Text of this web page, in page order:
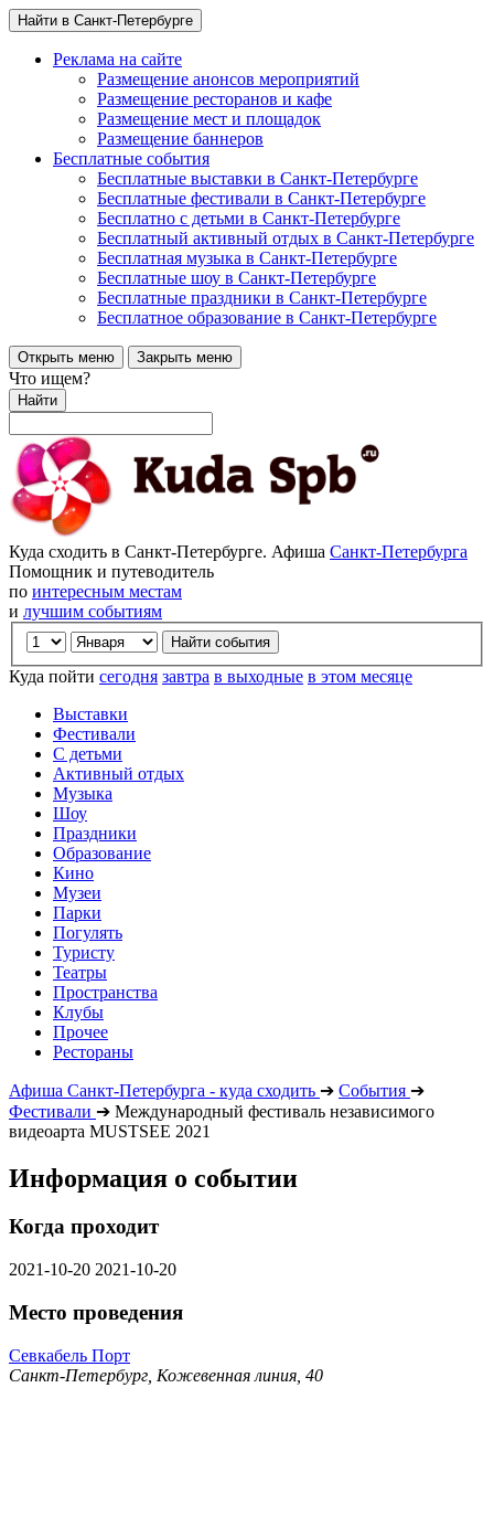
Найти в Санкт-Петербурге
Реклама на сайте
Размещение анонсов мероприятий
Размещение ресторанов и кафе
Размещение мест и площадок
Размещение баннеров
Бесплатные события
Бесплатные выставки в Санкт-Петербурге
Бесплатные фестивали в Санкт-Петербурге
Бесплатно с детьми в Санкт-Петербурге
Бесплатный активный отдых в Санкт-Петербурге
Бесплатная музыка в Санкт-Петербурге
Бесплатные шоу в Санкт-Петербурге
Бесплатные праздники в Санкт-Петербурге
Бесплатное образование в Санкт-Петербурге
Открыть меню Закрыть меню
Что ищем?
Найти
Куда сходить в Санкт-Петербурге. Афиша Санкт-Петербурга
Помощник и путеводитель
по интересным местам
и лучшим событиям
Куда пойти сегодня завтра в выходные в этом месяце
Выставки
Фестивали
С детьми
Активный отдых
Музыка
Шоу
Праздники
Образование
Кино
Музеи
Парки
Погулять
Туристу
Театры
Пространства
Клубы
Прочее
Рестораны
Афиша Санкт-Петербурга - куда сходить ➔ События ➔
Фестивали ➔ Международный фестиваль независимого
видеоарта MUSTSEE 2021
Информация о событии
Когда проходит
2021-10-20 2021-10-20
Место проведения
Севкабель Порт
Санкт-Петербург, Кожевенная линия, 40